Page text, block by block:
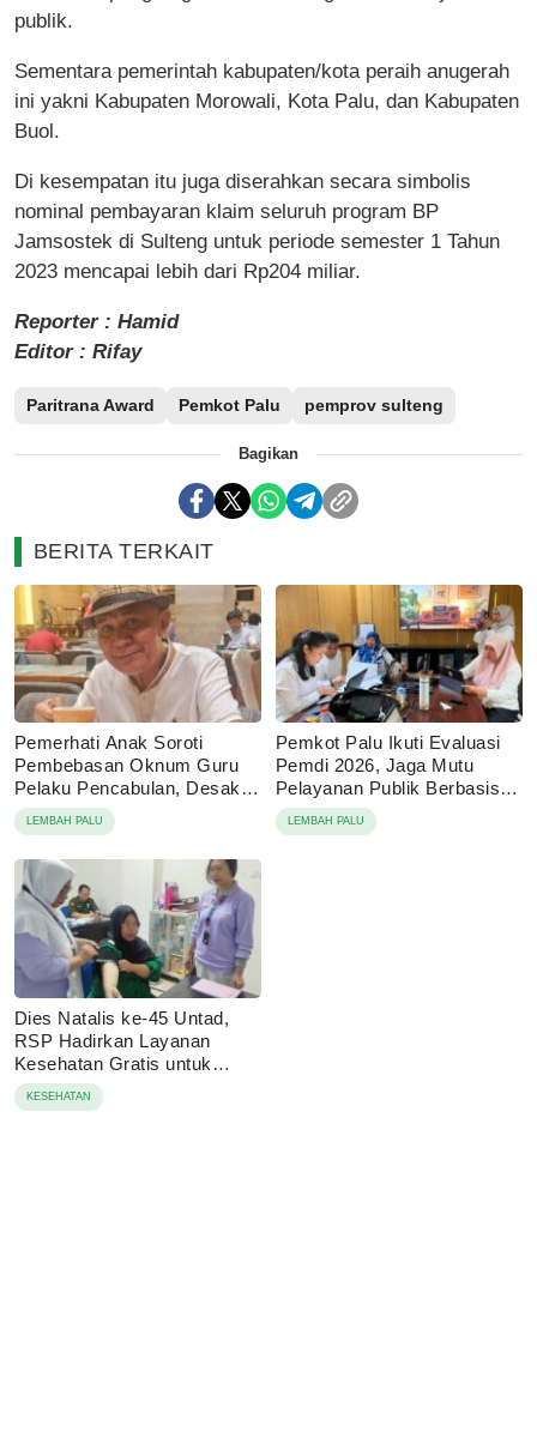
publik.
Sementara pemerintah kabupaten/kota peraih anugerah
ini yakni Kabupaten Morowali, Kota Palu, dan Kabupaten
Buol.
Di kesempatan itu juga diserahkan secara simbolis
nominal pembayaran klaim seluruh program BP
Jamsostek di Sulteng untuk periode semester 1 Tahun
2023 mencapai lebih dari Rp204 miliar.
Reporter : Hamid
Editor : Rifay
Paritrana Award Pemkot Palu pemprov sulteng
Bagikan
BERITA TERKAIT
Pemerhati Anak Soroti
Pembebasan Oknum Guru
Pelaku Pencabulan, Desak
Proses Hukum Dilanjutkan
LEMBAH PALU
Pemkot Palu Ikuti Evaluasi
Pemdi 2026, Jaga Mutu
Pelayanan Publik Berbasis
Digital
LEMBAH PALU
Dies Natalis ke-45 Untad,
RSP Hadirkan Layanan
Kesehatan Gratis untuk
Masyaraka
KESEHATAN